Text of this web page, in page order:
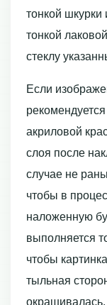
тонкой шкурки
тонкой
стеклу
Если
акриловой
слоя после
случае не
чтобы в
наложенную
выполняется
чтобы
тыльная
окрашивалась.